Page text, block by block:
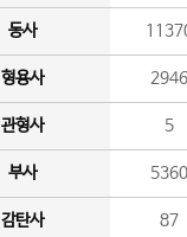
동사
형용사 2946
관형사 5
부사 5360
감탄사 87